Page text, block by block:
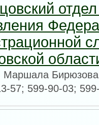
отдел
Маршала
57; 599-90-03;